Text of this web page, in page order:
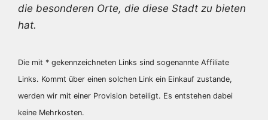
die besonderen Orte, die diese Stadt zu bieten
hat.
Die mit * gekennzeichneten Links sind sogenannte Affiliate
Links. Kommt über einen solchen Link ein Einkauf zustande,
werden wir mit­ einer Provision beteiligt. Es entstehen dabei
keine Mehrkosten.